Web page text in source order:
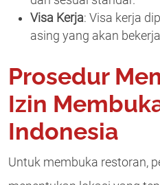
Visa Kerja: Visa kerja
asing yang akan
Prosedur
Izin
Indonesia
Untuk membuka restoran,